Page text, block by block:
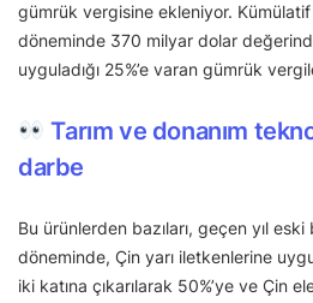
gümrük vergisine ekleniyor. Kümülatif
döneminde 370 milyar dolar
uyguladığı 25%’e varan gümrük
Tarım ve donanım
darbe
Bu ürünlerden bazıları, geçen yıl
döneminde, Çin yarı iletkenlerine
iki katına çıkarılarak 50%’ye ve Çin